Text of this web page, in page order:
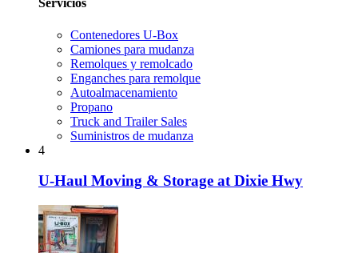
Servicios
Contenedores U-Box
Camiones para mudanza
Remolques y remolcado
Enganches para remolque
Autoalmacenamiento
Propano
Truck and Trailer Sales
Suministros de mudanza
4
U-Haul Moving & Storage at Dixie Hwy